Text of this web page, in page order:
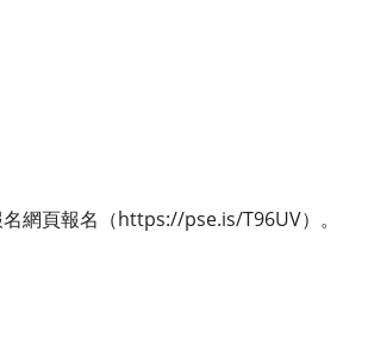
網頁報名（https://pse.is/T96UV）。